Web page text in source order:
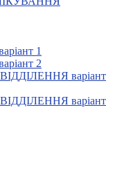
та підтримка:
1
2
варіант
варіант